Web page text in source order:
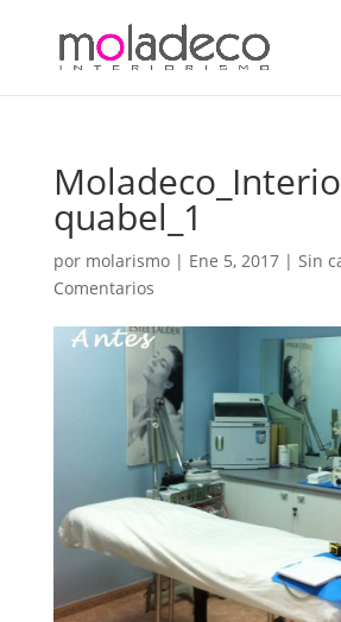
quabel_1
por molarismo| Ene 5, 2017| Sin
Comentarios